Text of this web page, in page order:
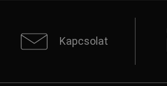
Kapcsolat